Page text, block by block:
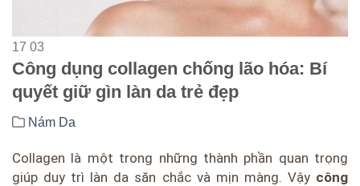
17 03
Công dụng collagen chống lão hóa: Bí
quyết giữ gìn làn da trẻ đẹp
Nám Da
Collagen là một trong những thành phần quan trọng
giúp duy trì làn da săn chắc và mịn màng. Vậy công